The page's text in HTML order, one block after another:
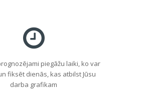
piegāžu laiki, ko var
fiksēt dienās, kas atbilst Jūsu
darba grafikam